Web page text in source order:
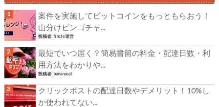
案件を実施してビットコインをもっともらおう！
山分けビンゴチャ...
投稿者:fincle運営
最短でいつ届く？簡易書留の料金・配達日数・利
用方法をわかりや...
投稿者: bananacat
クリックポストの配達日数やデメリット！10%し
か使われてない...